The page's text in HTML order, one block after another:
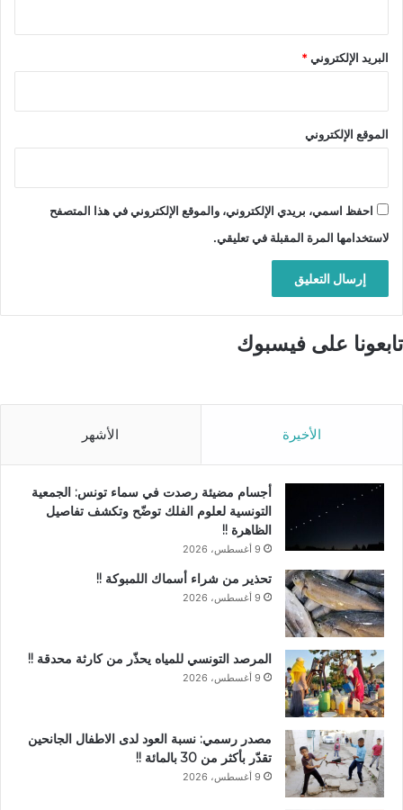
البريد الإلكتروني*
الموقع الإلكتروني
احفظ اسمي، بريدي الإلكتروني، والموقع الإلكتروني في هذا المتصفح
لاستخدامها المرة المقبلة في تعليقي.
تابعونا على فيسبوك
الأخيرة الأشهر
أجسام مضيئة رصدت في سماء تونس: الجمعية
التونسية لعلوم الفلك توضّح وتكشف تفاصيل
الظاهرة !!
9 أغسطس، 2026
تحذير من شراء أسماك اللمبوكة !!
9 أغسطس، 2026
المرصد التونسي للمياه يحذّر من كارثة محدقة !!
9 أغسطس، 2026
مصدر رسمي: نسبة العود لدى الاطفال الجانحين
تقدّر بأكثر من 30 بالمائة !!
9 أغسطس، 2026